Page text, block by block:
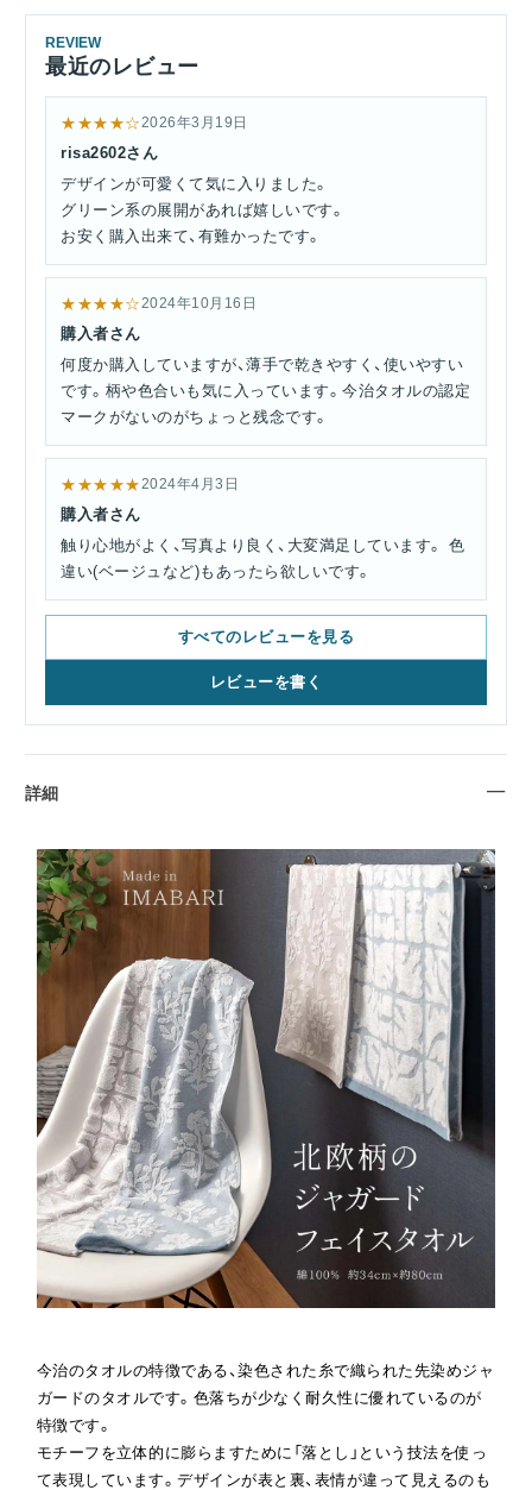
REVIEW
最近のレビュー
★★★★☆2026年3月19日
risa2602さん
デザインが可愛くて気に入りました。
グリーン系の展開があれば嬉しいです。
お安く購入出来て、有難かったです。
★★★★☆2024年10月16日
購入者さん
何度か購入していますが、薄手で乾きやすく、使いやすい
です。柄や色合いも気に入っています。今治タオルの認定
マークがないのがちょっと残念です。
★★★★★2024年4月3日
購入者さん
触り心地がよく、写真より良く、大変満足しています。 色
違い(ベージュなど)もあったら欲しいです。
すべてのレビューを見る
レビューを書く
詳細
今治のタオルの特徴である、染色された糸で織られた先染めジャ
ガードのタオルです。色落ちが少なく耐久性に優れているのが
特徴です。
モチーフを立体的に膨らますために「落とし」という技法を使っ
て表現しています。デザインが表と裏、表情が違って見えるのも